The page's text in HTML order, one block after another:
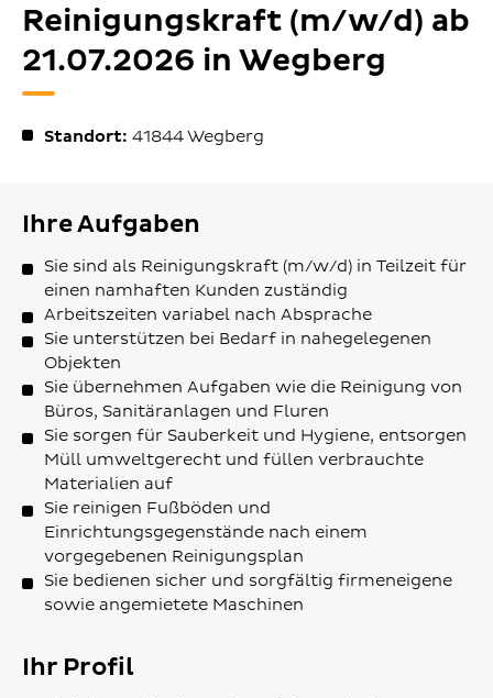
Reinigungskraft (m/w/d) ab
21.07.2026 in Wegberg
Standort: 41844Wegberg
Ihre Aufgaben
Sie sind als Reinigungskraft (m/w/d) in Teilzeit für
einen namhaften Kunden zuständig
Arbeitszeiten variabel nach Absprache
Sie unterstützen bei Bedarf in nahegelegenen
Objekten
Sie übernehmen Aufgaben wie die Reinigung von
Büros, Sanitäranlagen und Fluren
Sie sorgen für Sauberkeit und Hygiene, entsorgen
Müll umweltgerecht und füllen verbrauchte
Materialien auf
Sie reinigen Fußböden und
Einrichtungsgegenstände nach einem
vorgegebenen Reinigungsplan
Sie bedienen sicher und sorgfältig firmeneigene
sowie angemietete Maschinen
Ihr Profil